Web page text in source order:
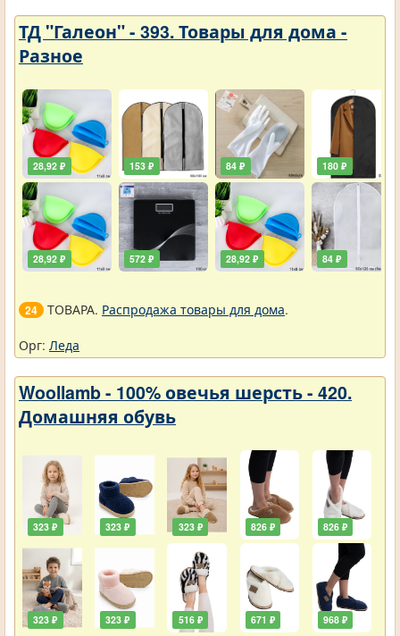
ТД "Галеон" - 393. Товары для дома -
Разное
28,92 ₽
28,92 ₽
153 ₽
572 ₽
84 ₽
28,92 ₽
180 ₽
84 ₽
24 ТОВАРА. Распродажа товары для дома.
Орг: Леда
Woollamb - 100% овечья шерсть - 420.
Домашняя обувь
323 ₽
323 ₽
323 ₽
323 ₽
323 ₽
516 ₽
826 ₽
671 ₽
826 ₽
968 ₽